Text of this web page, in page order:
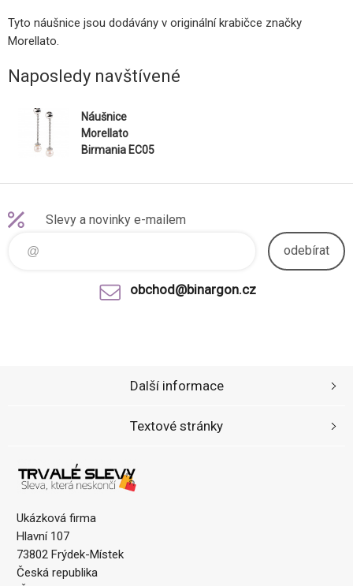
Tyto náušnice jsou dodávány v originální krabičce značky
Morellato.
Naposledy navštívené
Náušnice
Morellato
Birmania EC05
Slevy a novinky e-mailem
odebírat
obchod@binargon.cz
Ukázková firma
Hlavní 107
73802 Frýdek-Místek
Česká republika
Další informace
Textové stránky